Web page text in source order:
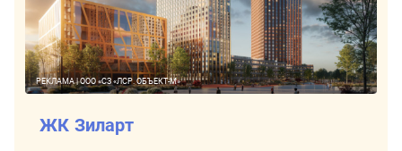
РЕКЛАМА | ООО «СЗ «ЛСР. ОБЪЕКТ-М»
ЖК Зиларт